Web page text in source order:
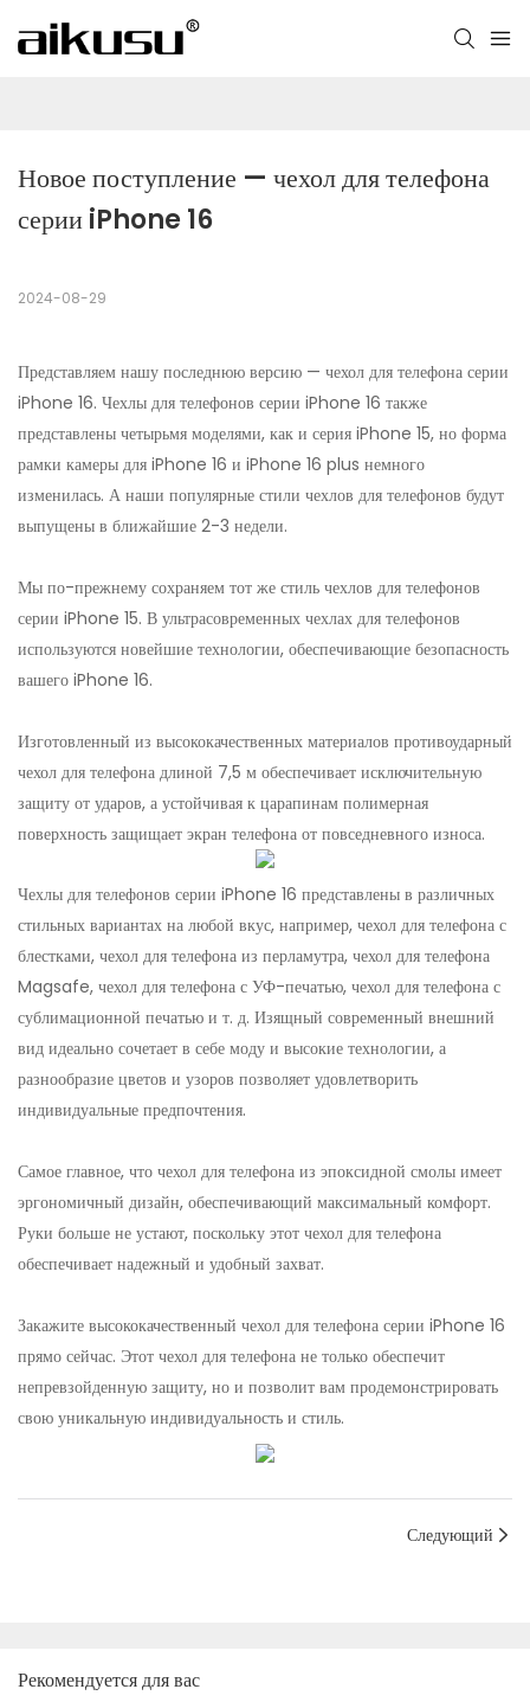
Новое поступление — чехол для телефона
серии iPhone 16
2024-08-29
Представляем нашу последнюю версию — чехол для телефона серии
iPhone 16. Чехлы для телефонов серии iPhone 16 также
представлены четырьмя моделями, как и серия iPhone 15, но форма
рамки камеры для iPhone 16 и iPhone 16 plus немного
изменилась. А наши популярные стили чехлов для телефонов будут
выпущены в ближайшие 2-3 недели.
Мы по-прежнему сохраняем тот же стиль чехлов для телефонов
серии iPhone 15. В ультрасовременных чехлах для телефонов
используются новейшие технологии, обеспечивающие безопасность
вашего iPhone 16.
Изготовленный из высококачественных материалов противоударный
чехол для телефона длиной 7,5 м обеспечивает исключительную
защиту от ударов, а устойчивая к царапинам полимерная
поверхность защищает экран телефона от повседневного износа.
Чехлы для телефонов серии iPhone 16 представлены в различных
стильных вариантах на любой вкус, например, чехол для телефона с
блестками, чехол для телефона из перламутра, чехол для телефона
Magsafe, чехол для телефона с УФ-печатью, чехол для телефона с
сублимационной печатью и т. д. Изящный современный внешний
вид идеально сочетает в себе моду и высокие технологии, а
разнообразие цветов и узоров позволяет удовлетворить
индивидуальные предпочтения.
Самое главное, что чехол для телефона из эпоксидной смолы имеет
эргономичный дизайн, обеспечивающий максимальный комфорт.
Руки больше не устают, поскольку этот чехол для телефона
обеспечивает надежный и удобный захват.
Закажите высококачественный чехол для телефона серии iPhone 16
прямо сейчас. Этот чехол для телефона не только обеспечит
непревзойденную защиту, но и позволит вам продемонстрировать
свою уникальную индивидуальность и стиль.
Следующий
Рекомендуется для вас